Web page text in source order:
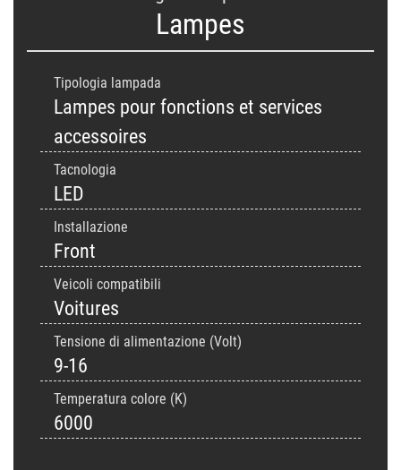
Lampes
Tipologia lampada
Lampes pour fonctions et services
accessoires
Tacnologia
LED
Installazione
Front
Veicoli compatibili
Voitures
Tensione di alimentazione (Volt)
9-16
Temperatura colore (K)
6000